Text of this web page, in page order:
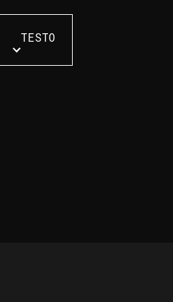
TESTO